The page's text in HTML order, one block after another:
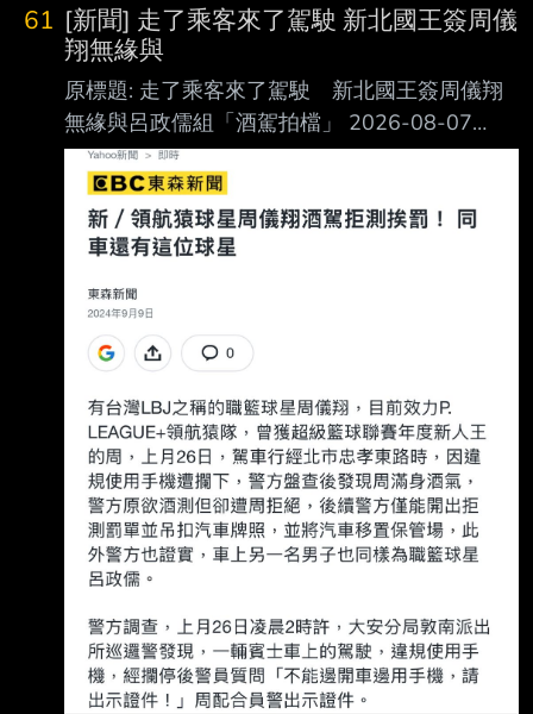
61 [新聞] 走了乘客來了駕駛 新北國王簽周儀
翔無緣與
原標題: 走了乘客來了駕駛 新北國王簽周儀翔
無緣與呂政儒組「酒駕拍檔」 2026-08-07
16:40 / 作者 林建嘉 TPBL新北國王今（7日)）
宣佈，與球員周儀翔正式簽約，球團無視過去酒
駕拒測案件的過 去，決定與其簽約，總經理毛
加恩更期待帶動年輕球員成長，可見台灣職籃對
於酒駕案件 的寬宏大量，可惜當初同車新北國
王前球星呂政儒已經離隊，無緣組成「酒駕拍
檔」。 周儀翔於2024年8月26日效力PLG桃園
璞園領航猿時期，當晚凌晨2點14分，被警員發
現駕 駛白色賓士違規使用手機，攔停盤查，員
警見他有酒氣欲